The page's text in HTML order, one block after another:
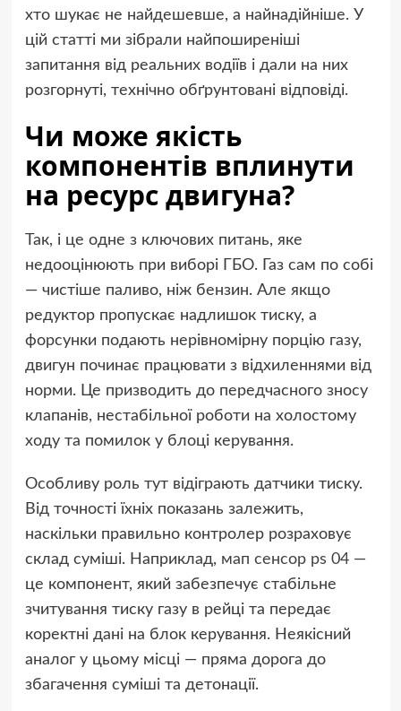
хто шукає не найдешевше, а найнадійніше. У
цій статті ми зібрали найпоширеніші
запитання від реальних водіїв і дали на них
розгорнуті, технічно обґрунтовані відповіді.
Чи може якість
компонентів вплинути
на ресурс двигуна?
Так, і це одне з ключових питань, яке
недооцінюють при виборі ГБО. Газ сам по собі
— чистіше паливо, ніж бензин. Але якщо
редуктор пропускає надлишок тиску, а
форсунки подають нерівномірну порцію газу,
двигун починає працювати з відхиленнями від
норми. Це призводить до передчасного зносу
клапанів, нестабільної роботи на холостому
ходу та помилок у блоці керування.
Особливу роль тут відіграють датчики тиску.
Від точності їхніх показань залежить,
наскільки правильно контролер розраховує
склад суміші. Наприклад, мап сенсор ps 04—
це компонент, який забезпечує стабільне
зчитування тиску газу в рейці та передає
коректні дані на блок керування. Неякісний
аналог у цьому місці — пряма дорога до
збагачення суміші та детонації.